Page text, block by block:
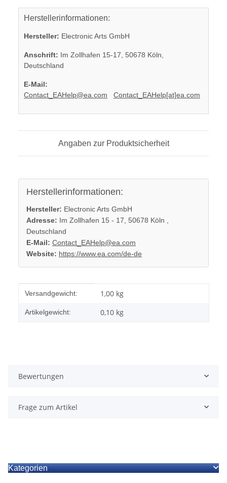
Herstellerinformationen:
Hersteller: Electronic Arts GmbH
Anschrift: Im Zollhafen 15-17, 50678 Köln,
Deutschland
E-Mail:
Contact_EAHelp@ea.com
Contact_EAHelp[at]ea.com
Angaben zur Produktsicherheit
Herstellerinformationen:
Hersteller: Electronic Arts GmbH
Adresse: Im Zollhafen 15 - 17, 50678 Köln ,
Deutschland
E-Mail: Contact_EAHelp@ea.com
Website: https://www.ea.com/de-de
Produkteigenschaft
Wert
Versandgewicht: 1,00 kg
Artikelgewicht: 0,10 kg
Bewertungen
Frage zum Artikel
Kategorien